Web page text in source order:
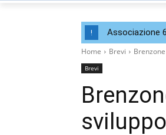
! Associazione
Home Brevi
Brevi